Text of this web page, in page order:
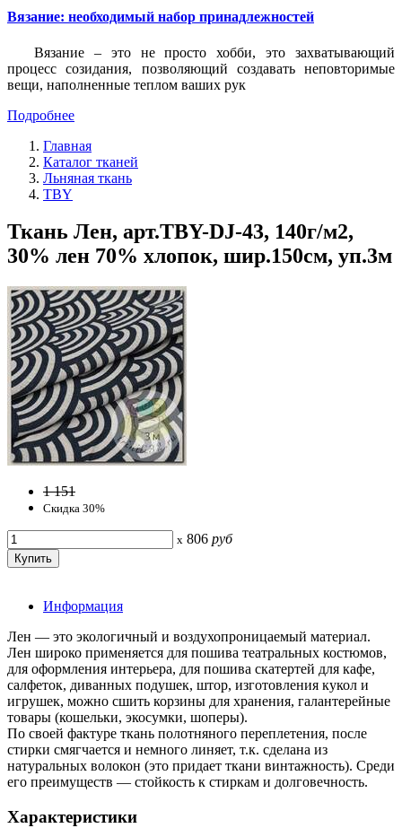
Вязание: необходимый набор принадлежностей
Вязание – это не просто хобби, это захватывающий
процесс созидания, позволяющий создавать неповторимые
вещи, наполненные теплом ваших рук
Подробнее
Главная
Каталог тканей
Льняная ткань
TBY
Ткань Лен, арт.TBY-DJ-43, 140г/м2,
30% лен 70% хлопок, шир.150см, уп.3м
1 151
Скидка 30%
x 806 руб
Информация
Лен — это экологичный и воздухопроницаемый материал.
Лен широко применяется для пошива театральных костюмов,
для оформления интерьера, для пошива скатертей для кафе,
салфеток, диванных подушек, штор, изготовления кукол и
игрушек, можно сшить корзины для хранения, галантерейные
товары (кошельки, экосумки, шоперы).
По своей фактуре ткань полотняного переплетения, после
стирки смягчается и немного линяет, т.к. сделана из
натуральных волокон (это придает ткани винтажность). Среди
его преимуществ — стойкость к стиркам и долговечность.
Характеристики